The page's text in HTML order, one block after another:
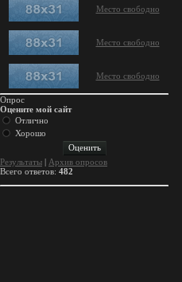
Место свободно
Место свободно
Место свободно
Опрос
Оцените мой сайт
Отлично
Хорошо
Результаты | Архив опросов
Всего ответов: 482